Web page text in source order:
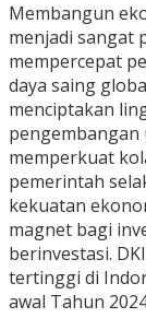
Membangun
menjadi sangat
mempercepat
daya saing
menciptakan
pengembangan
memperkuat
pemerintah
kekuatan
magnet bagi
berinvestasi.
tertinggi di
awal Tahun